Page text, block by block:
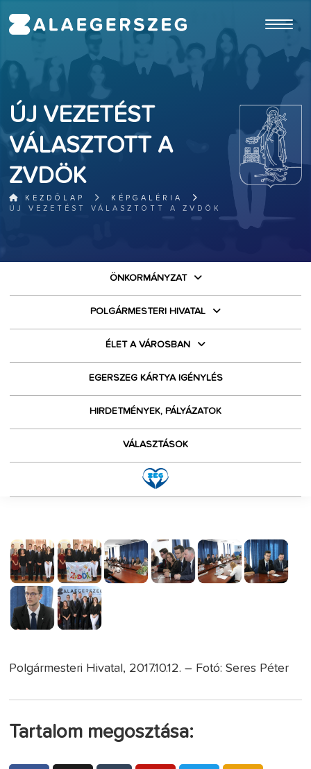
ÚJ VEZETÉST
VÁLASZTOTT A
ZVDÖK
KEZDŐLAP
KÉPGALÉRIA
ÚJ VEZETÉST VÁLASZTOTT A ZVDÖK
ÖNKORMÁNYZAT
POLGÁRMESTERI HIVATAL
ÉLET A VÁROSBAN
EGERSZEG KÁRTYA IGÉNYLÉS
HIRDETMÉNYEK, PÁLYÁZATOK
VÁLASZTÁSOK
Polgármesteri Hivatal, 2017.10.12. – Fotó: Seres Péter
Tartalom megosztása: